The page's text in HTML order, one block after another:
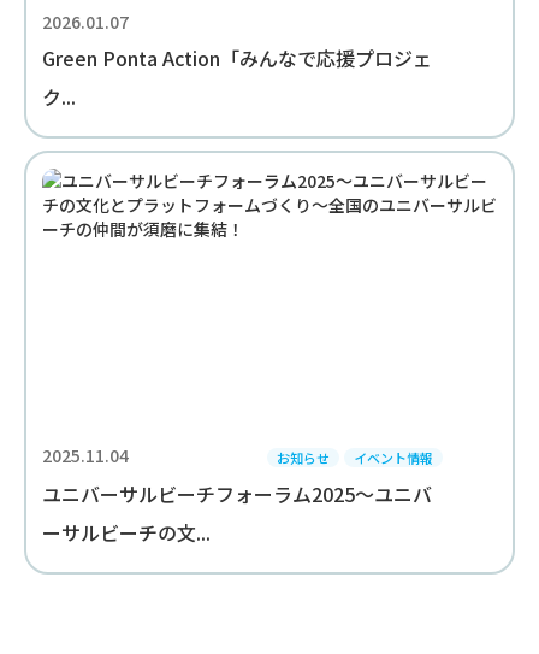
2026.01.07
Green Ponta Action「みんなで応援プロジェ
ク...
2025.11.04 お知らせ イベント情報
ユニバーサルビーチフォーラム2025～ユニバ
ーサルビーチの文...